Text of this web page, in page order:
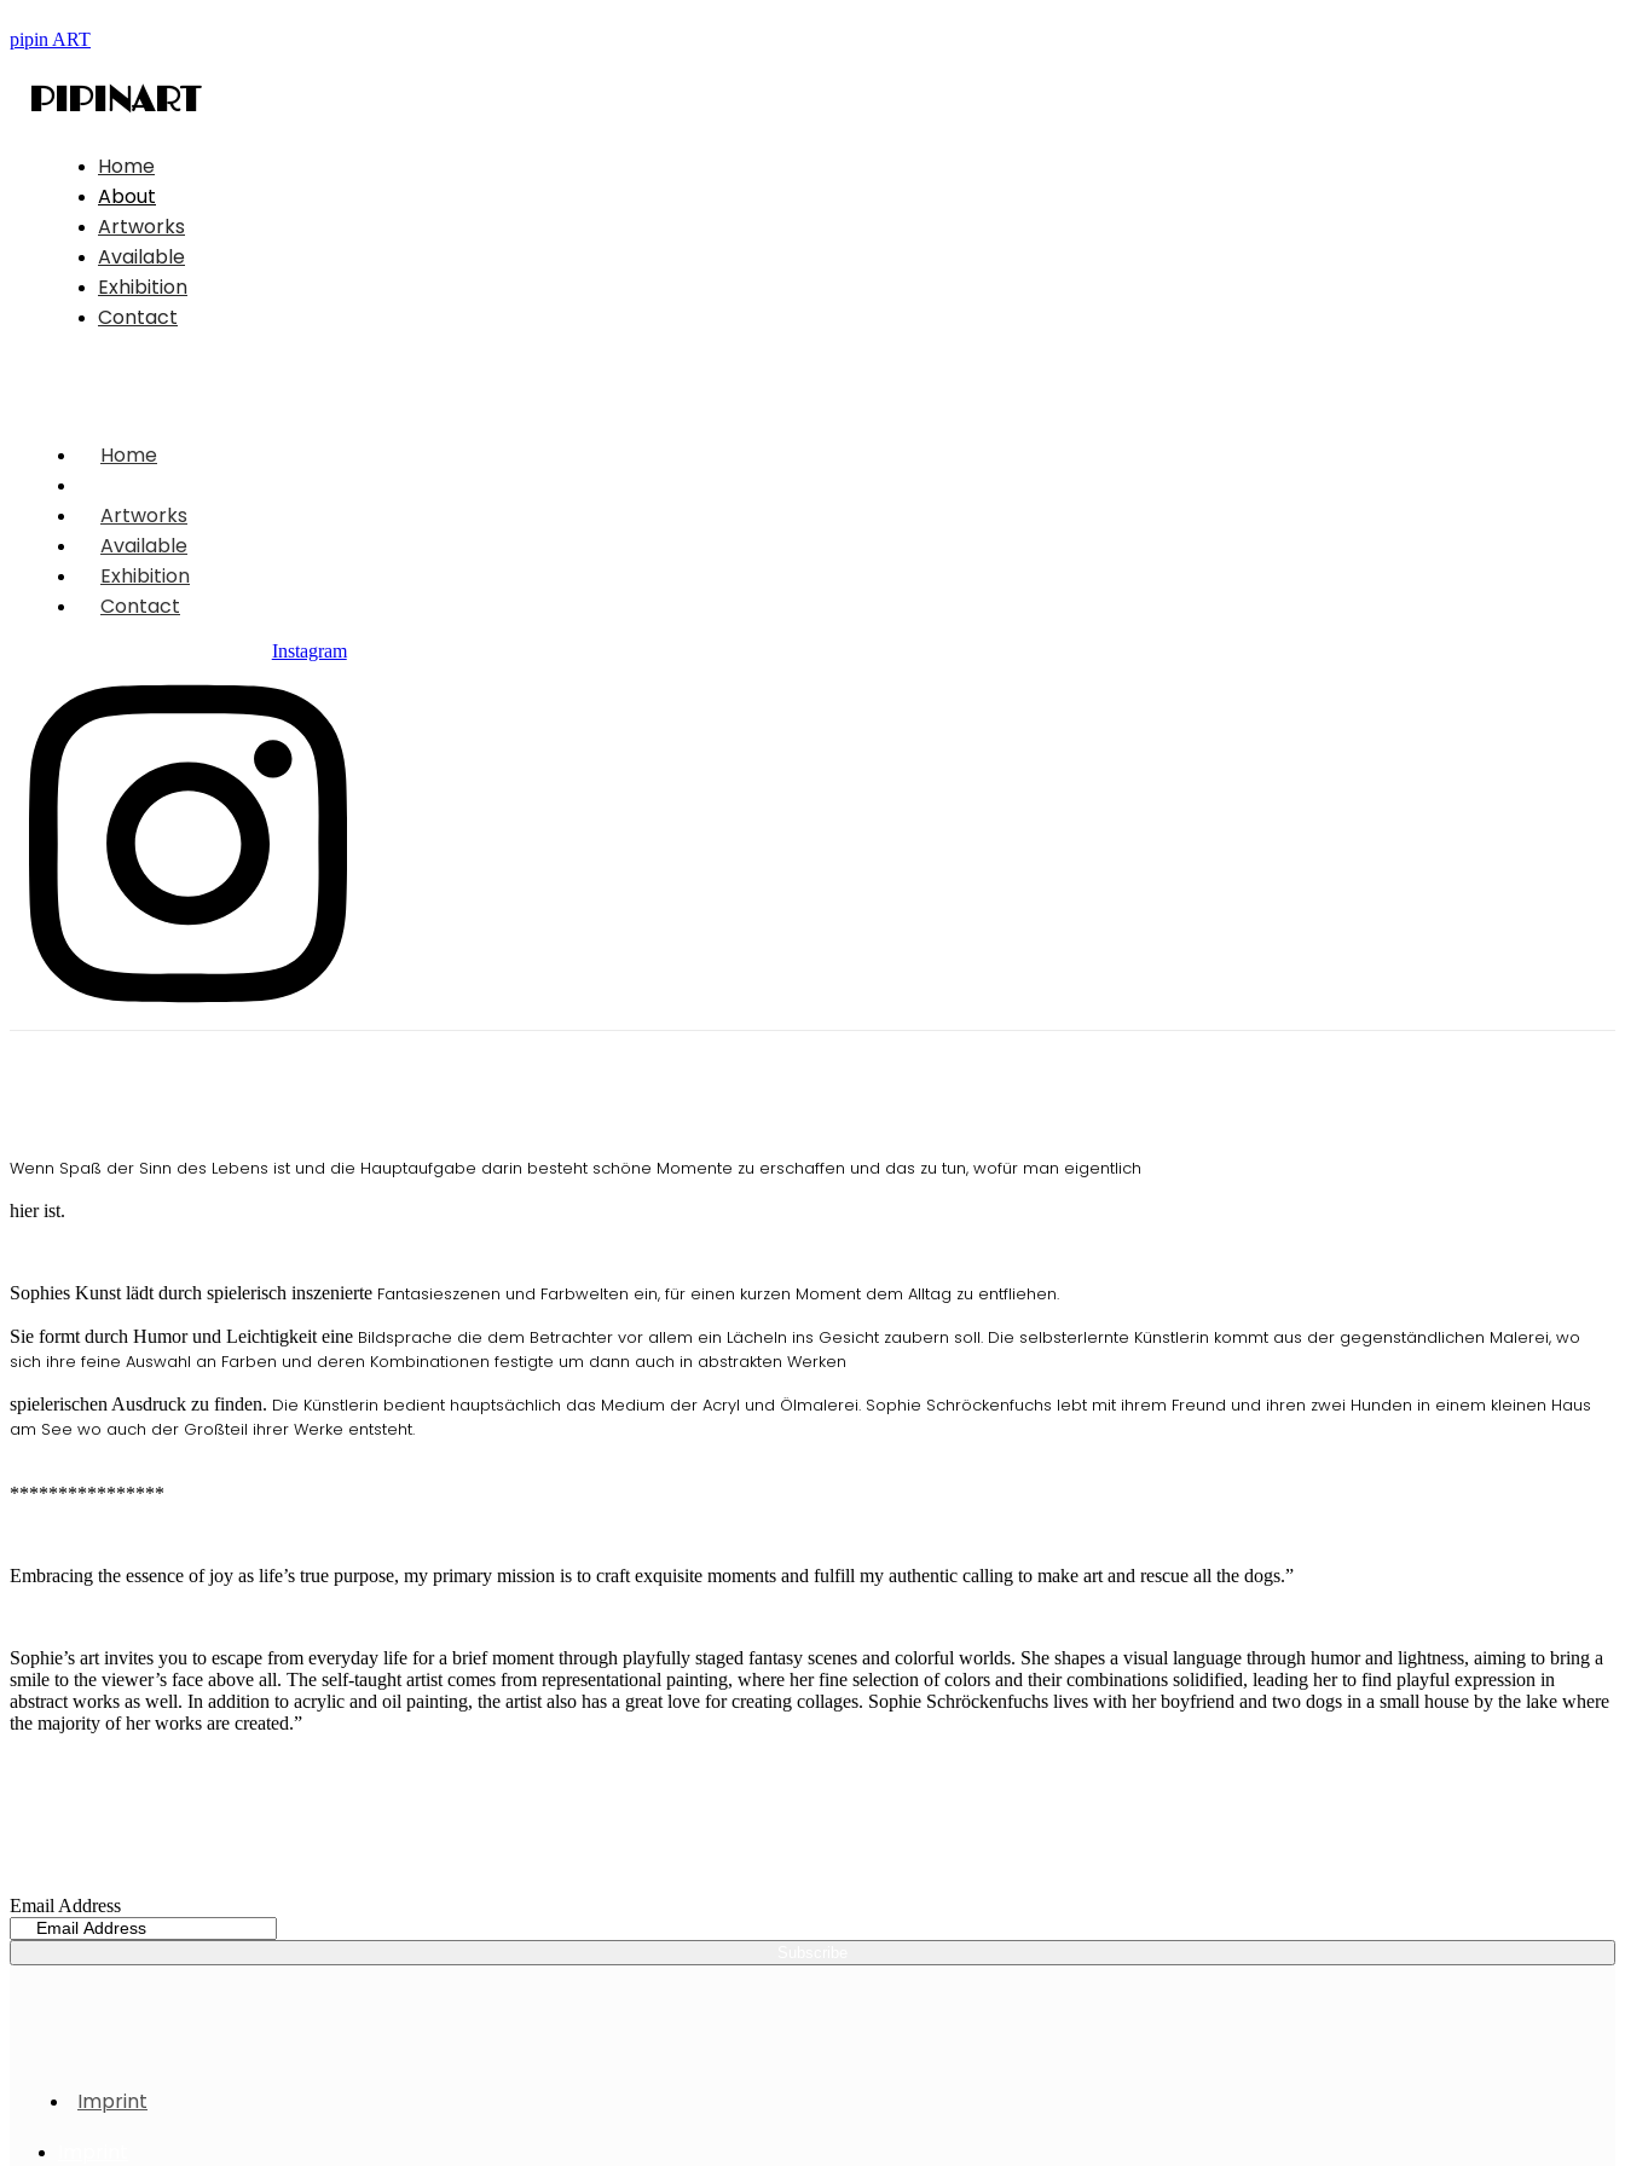
pipin ART
PIPINART
Home
About
Artworks
Available
Exhibition
Contact
Home
Artworks
Available
Exhibition
Contact
Instagram
Wenn Spaß der Sinn des Lebens ist und die Hauptaufgabe darin besteht schöne Momente zu erschaffen und das zu tun, wofür man eigentlich
hier ist.
Sophies Kunst lädt durch spielerisch inszenierte Fantasieszenen und Farbwelten ein, für einen kurzen Moment dem Alltag zu entfliehen.
Sie formt durch Humor und Leichtigkeit eine Bildsprache die dem Betrachter vor allem ein Lächeln ins Gesicht zaubern soll. Die selbsterlernte Künstlerin kommt aus der gegenständlichen Malerei, wo
sich ihre feine Auswahl an Farben und deren Kombinationen festigte um dann auch in abstrakten Werken
spielerischen Ausdruck zu finden. Die Künstlerin bedient hauptsächlich das Medium der Acryl und Ölmalerei. Sophie Schröckenfuchs lebt mit ihrem Freund und ihren zwei Hunden in einem kleinen Haus
am See wo auch der Großteil ihrer Werke entsteht.
****************
Embracing the essence of joy as life’s true purpose, my primary mission is to craft exquisite moments and fulfill my authentic calling to make art and rescue all the dogs.”
Sophie’s art invites you to escape from everyday life for a brief moment through playfully staged fantasy scenes and colorful worlds. She shapes a visual language through humor and lightness, aiming to bring a
smile to the viewer’s face above all. The self-taught artist comes from representational painting, where her fine selection of colors and their combinations solidified, leading her to find playful expression in
abstract works as well. In addition to acrylic and oil painting, the artist also has a great love for creating collages. Sophie Schröckenfuchs lives with her boyfriend and two dogs in a small house by the lake where
the majority of her works are created.”
Email Address
Imprint